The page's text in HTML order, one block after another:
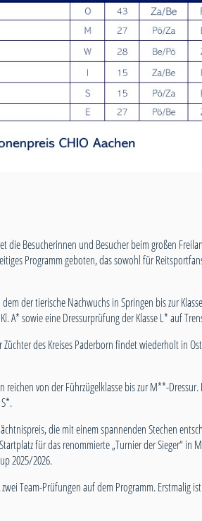
die Besucherinnen und Besucher beim großen
Programm geboten, das sowohl für
der tierische Nachwuchs in Springen bis zur
A* sowie eine Dressurprüfung der Klasse L* auf
des Kreises Paderborn findet wiederholt in
von der Führzügelklasse bis zur M**-Dressur.
die mit einem spannenden Stechen
für das renommierte „Turnier der Sieger“ in
2025/2026.
Team-Prüfungen auf dem Programm. Erstmalig